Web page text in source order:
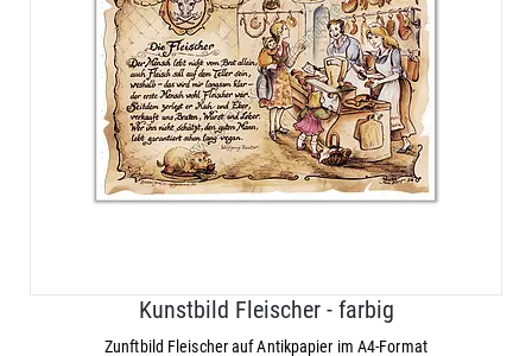
Kunstbild Fleischer - farbig
Zunftbild Fleischer auf Antikpapier im A4-Format